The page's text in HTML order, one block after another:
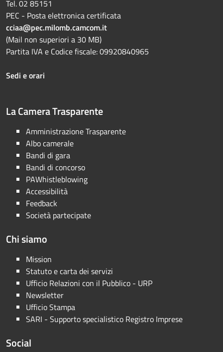
Tel. 02 85151
PEC - Posta elettronica certificata
cciaa@pec.milomb.camcom.it
(Mail non superiori a 30 MB)
Partita IVA e Codice fiscale: 09920840965
Sedi e orari
La Camera Trasparente
Amministrazione Trasparente
Albo camerale
Bandi di gara
Bandi di concorso
PAWhistleblowing
Accessibilità
Feedback
Società partecipate
Chi siamo
Mission
Statuto e carta dei servizi
Ufficio Relazioni con il Pubblico - URP
Newsletter
Ufficio Stampa
SARI - Supporto specialistico Registro Imprese
Social